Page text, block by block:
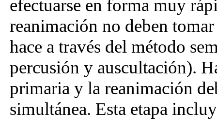
efectuarse en forma muy
reanimación no deben
hace a través del método
percusión y auscultación).
primaria y la reanimación
simultánea. Esta etapa